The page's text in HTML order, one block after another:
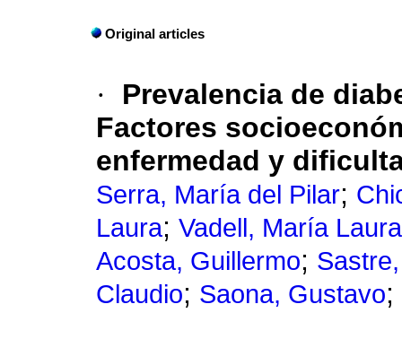
Original articles
·
Prevalencia de
Factores
enfermedad y
Serra, María del Pilar;
Laura; Vadell, María Laura
Acosta, Guillermo;
Claudio; Saona, Gustavo;